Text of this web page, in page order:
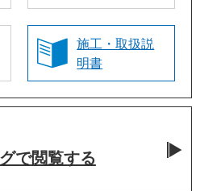
施工・取扱説
明書
で閲覧する